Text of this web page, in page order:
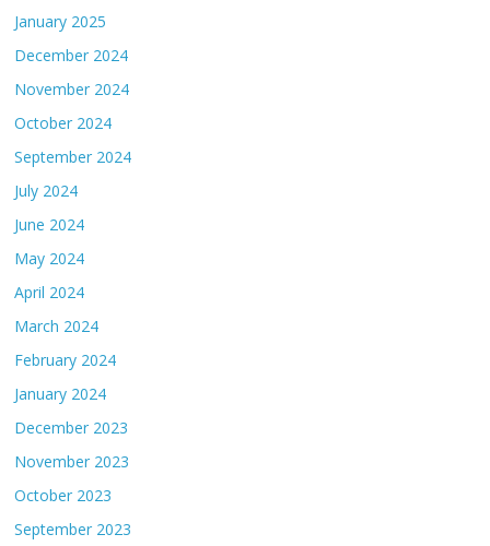
January 2025
December 2024
November 2024
October 2024
September 2024
July 2024
June 2024
May 2024
April 2024
March 2024
February 2024
January 2024
December 2023
November 2023
October 2023
September 2023